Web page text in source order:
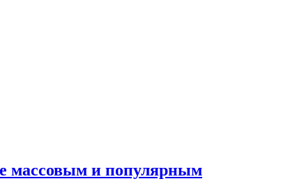
массовым и популярным